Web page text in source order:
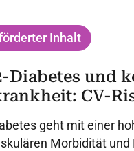
Inhalt
Diabetes und
CV-
geht mit einer
Morbidität